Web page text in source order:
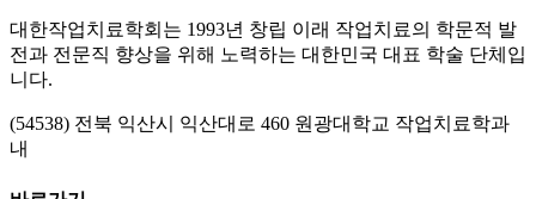
대한작업치료학회는 1993년 창립 이래 작업치료의 학문적 발
전과 전문직 향상을 위해 노력하는 대한민국 대표 학술 단체입
니다.
(54538) 전북 익산시 익산대로 460 원광대학교 작업치료학과
내